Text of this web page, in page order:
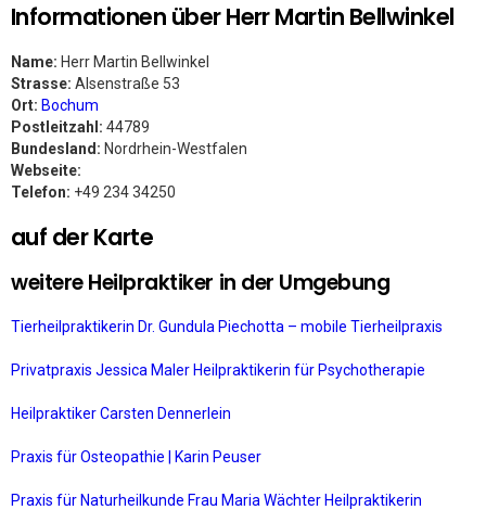
Informationen über Herr Martin Bellwinkel
Name: Herr Martin Bellwinkel
Strasse: Alsenstraße 53
Ort: Bochum
Postleitzahl: 44789
Bundesland: Nordrhein-Westfalen
Webseite:
Telefon: +49 234 34250
auf der Karte
weitere Heilpraktiker in der Umgebung
Tierheilpraktikerin Dr. Gundula Piechotta – mobile Tierheilpraxis
Privatpraxis Jessica Maler Heilpraktikerin für Psychotherapie
Heilpraktiker Carsten Dennerlein
Praxis für Osteopathie | Karin Peuser
Praxis für Naturheilkunde Frau Maria Wächter Heilpraktikerin